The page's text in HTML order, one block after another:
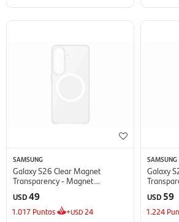
SAMSUNG
Galaxy S26 Clear Magnet
Transparency - Magnet
Transparency
USD49
1.017 Puntos +USD 24
SAMSUNG
Galaxy
USD 59
1.224